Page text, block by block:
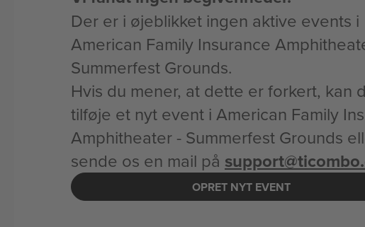
Der er i øjeblikket ingen aktive events i
American Family Insurance
Summerfest Grounds.
Hvis du mener, at dette er forkert, kan
tilføje et nyt event i American Family
Amphitheater - Summerfest Grounds
sende os en mail på
OPRET NYT EVENT